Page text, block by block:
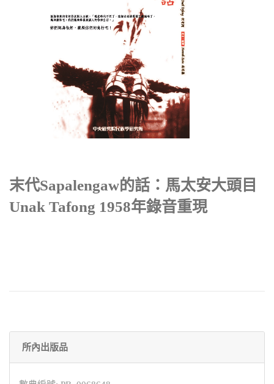
末代sapalengaw的話：馬太安大頭目
Unak Tafong 1958年錄音重現
所內出版品